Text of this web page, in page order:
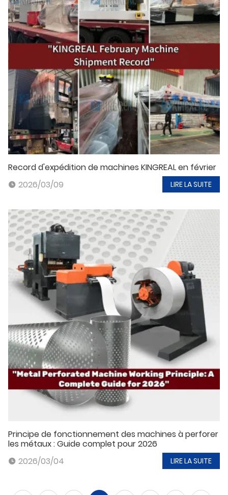
Record d'expédition de machines KINGREAL en février
2026/03/09
LIRE LA SUITE
Principe de fonctionnement des machines à perforer
les métaux : Guide complet pour 2026
2026/03/04
LIRE LA SUITE